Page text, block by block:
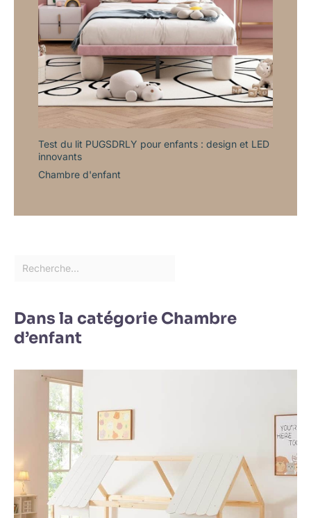
Test du lit PUGSDRLY pour enfants : design et LED
innovants
Chambre d'enfant
Dans la catégorie Chambre
d’enfant